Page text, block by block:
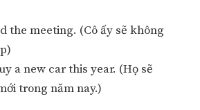
the meeting. (Cô ấy sẽ không
a new car this year. (Họ sẽ
trong năm nay.)